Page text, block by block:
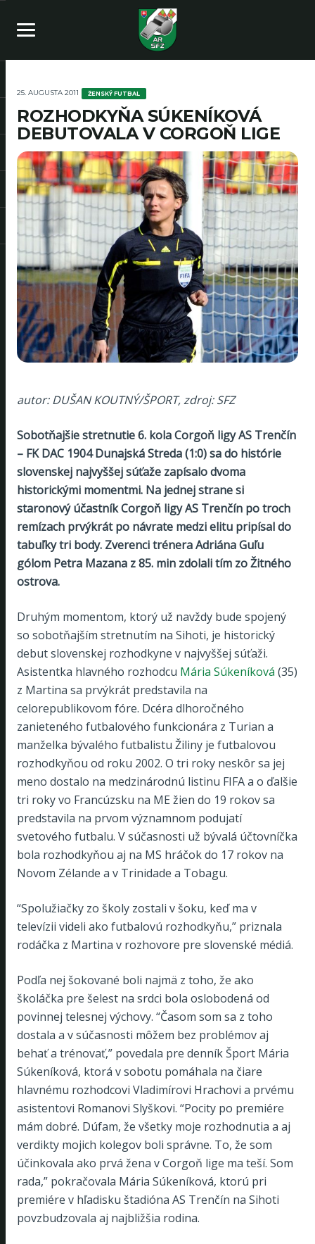
25. AUGUSTA 2011 ŽENSKÝ FUTBAL
ROZHODKYŇA SÚKENÍKOVÁ
DEBUTOVALA V CORGOŇ LIGE
autor: DUŠAN KOUTNÝ/ŠPORT, zdroj: SFZ
Sobotňajšie stretnutie 6. kola Corgoň ligy AS Trenčín
– FK DAC 1904 Dunajská Streda (1:0) sa do histórie
slovenskej najvyššej súťaže zapísalo dvoma
historickými momentmi. Na jednej strane si
staronový účastník Corgoň ligy AS Trenčín po troch
remízach prvýkrát po návrate medzi elitu pripísal do
tabuľky tri body. Zverenci trénera Adriána Guľu
gólom Petra Mazana z 85. min zdolali tím zo Žitného
ostrova.
Druhým momentom, ktorý už navždy bude spojený
so sobotňajším stretnutím na Sihoti, je historický
debut slovenskej rozhodkyne v najvyššej súťaži.
Asistentka hlavného rozhodcu Mária Súkeníková (35)
z Martina sa prvýkrát predstavila na
celorepublikovom fóre. Dcéra dlhoročného
zanieteného futbalového funkcionára z Turian a
manželka bývalého futbalistu Žiliny je futbalovou
rozhodkyňou od roku 2002. O tri roky neskôr sa jej
meno dostalo na medzinárodnú listinu FIFA a o ďalšie
tri roky vo Francúzsku na ME žien do 19 rokov sa
predstavila na prvom významnom podujatí
svetového futbalu. V súčasnosti už bývalá účtovníčka
bola rozhodkyňou aj na MS hráčok do 17 rokov na
Novom Zélande a v Trinidade a Tobagu.
“Spolužiačky zo školy zostali v šoku, keď ma v
televízii videli ako futbalovú rozhodkyňu,” priznala
rodáčka z Martina v rozhovore pre slovenské médiá.
Podľa nej šokované boli najmä z toho, že ako
školáčka pre šelest na srdci bola oslobodená od
povinnej telesnej výchovy. “Časom som sa z toho
dostala a v súčasnosti môžem bez problémov aj
behať a trénovať,” povedala pre denník Šport Mária
Súkeníková, ktorá v sobotu pomáhala na čiare
hlavnému rozhodcovi Vladimírovi Hrachovi a prvému
asistentovi Romanovi Slyškovi. “Pocity po premiére
mám dobré. Dúfam, že všetky moje rozhodnutia a aj
verdikty mojich kolegov boli správne. To, že som
účinkovala ako prvá žena v Corgoň lige ma teší. Som
rada,” pokračovala Mária Súkeníková, ktorú pri
premiére v hľadisku štadióna AS Trenčín na Sihoti
povzbudzovala aj najbližšia rodina.